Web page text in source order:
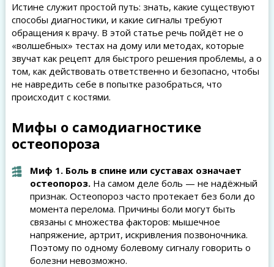
Истине служит простой путь: знать, какие существуют
способы диагностики, и какие сигналы требуют
обращения к врачу. В этой статье речь пойдёт не о
«волшебных» тестах на дому или методах, которые
звучат как рецепт для быстрого решения проблемы, а о
том, как действовать ответственно и безопасно, чтобы
не навредить себе в попытке разобраться, что
происходит с костями.
Мифы о самодиагностике
остеопороза
Миф 1. Боль в спине или суставах означает
остеопороз.На самом деле боль — не надёжный
признак. Остеопороз часто протекает без боли до
момента перелома. Причины боли могут быть
связаны с множества факторов: мышечное
напряжение, артрит, искривления позвоночника.
Поэтому по одному болевому сигналу говорить о
болезни невозможно.